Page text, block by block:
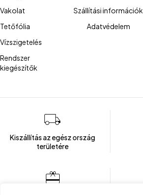
Vakolat
Tetőfólia
Vízszigetelés
Rendszer
kiegészítők
Szállítási információk
Adatvédelem
Kiszállítás az egész ország
területére